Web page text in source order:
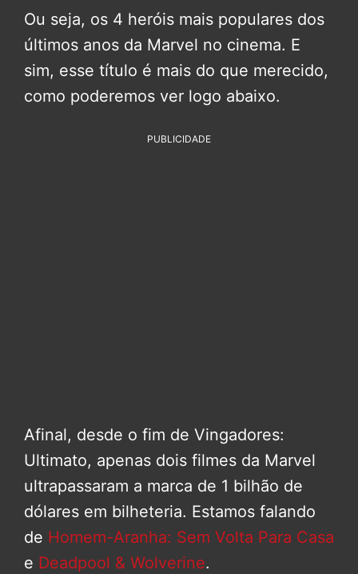
Ou seja, os 4 heróis mais populares dos
últimos anos da Marvel no cinema. E
sim, esse título é mais do que merecido,
como poderemos ver logo abaixo.
PUBLICIDADE
Afinal, desde o fim de Vingadores:
Ultimato, apenas dois filmes da Marvel
ultrapassaram a marca de 1 bilhão de
dólares em bilheteria. Estamos falando
de Homem-Aranha: Sem Volta Para Casa
e Deadpool & Wolverine.